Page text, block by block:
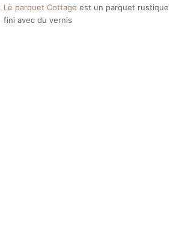
Le parquet Cottage est un parquet rustique
fini avec du vernis